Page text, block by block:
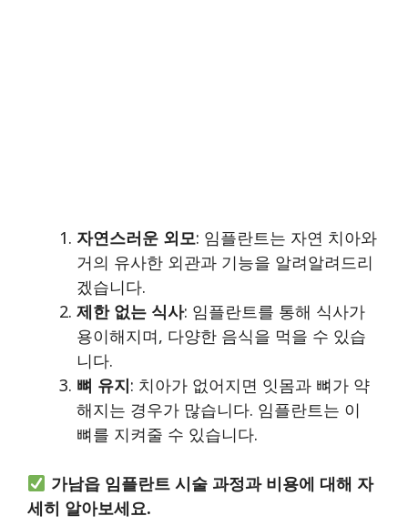
자연스러운 외모: 임플란트는 자연 치아와
거의 유사한 외관과 기능을 알려알려드리
겠습니다.
제한 없는 식사: 임플란트를 통해 식사가
용이해지며, 다양한 음식을 먹을 수 있습
니다.
뼈 유지: 치아가 없어지면 잇몸과 뼈가 약
해지는 경우가 많습니다. 임플란트는 이
뼈를 지켜줄 수 있습니다.
가남읍 임플란트 시술 과정과 비용에 대해 자
세히 알아보세요.